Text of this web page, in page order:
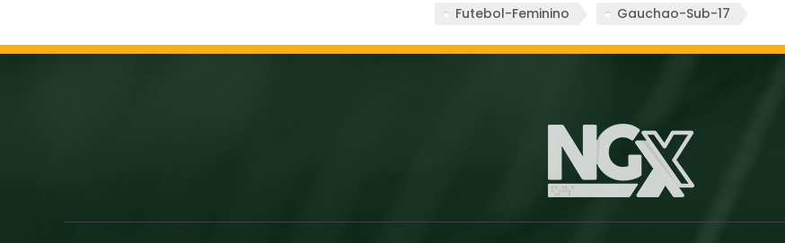
Futebol-Feminino Gauchao-Sub-17